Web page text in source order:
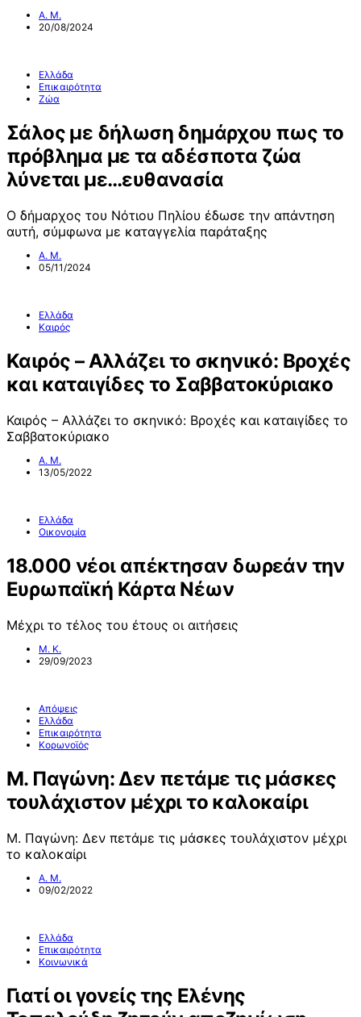
Α. Μ.
20/08/2024
Ελλάδα
Επικαιρότητα
Ζώα
Σάλος με δήλωση δημάρχου πως το
πρόβλημα με τα αδέσποτα ζώα
λύνεται με…ευθανασία
Ο δήμαρχος του Νότιου Πηλίου έδωσε την απάντηση
αυτή, σύμφωνα με καταγγελία παράταξης
Α. Μ.
05/11/2024
Ελλάδα
Καιρός
Καιρός – Αλλάζει το σκηνικό: Βροχές
και καταιγίδες το Σαββατοκύριακο
Καιρός – Αλλάζει το σκηνικό: Βροχές και καταιγίδες το
Σαββατοκύριακο
Α. Μ.
13/05/2022
Ελλάδα
Οικονομία
18.000 νέοι απέκτησαν δωρεάν την
Ευρωπαϊκή Κάρτα Νέων
Μέχρι το τέλος του έτους οι αιτήσεις
Μ. Κ.
29/09/2023
Απόψεις
Ελλάδα
Επικαιρότητα
Κορωνοϊός
Μ. Παγώνη: Δεν πετάμε τις μάσκες
τουλάχιστον μέχρι το καλοκαίρι
Μ. Παγώνη: Δεν πετάμε τις μάσκες τουλάχιστον μέχρι
το καλοκαίρι
Α. Μ.
09/02/2022
Ελλάδα
Επικαιρότητα
Κοινωνικά
Γιατί οι γονείς της Ελένης